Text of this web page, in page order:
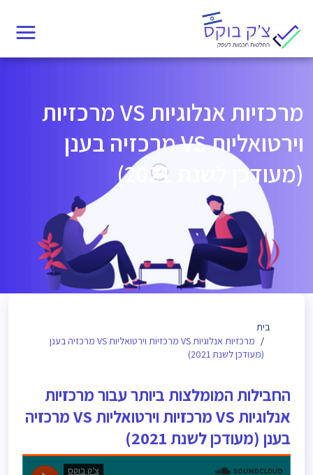
content
מרכזיות אנלוגיות VS מרכזיות
וירטואליות VS מרכזיה בענן
(מעודכן לשנת 2021)
בית
מרכזיות אנלוגיות VS מרכזיות וירטואליות VS מרכזיה בענן
(מעודכן לשנת 2021)
החבילות המומלצות ביותר עבור מרכזיות
אנלוגיות VS מרכזיות וירטואליות VS מרכזיה
בענן (מעודכן לשנת 2021)